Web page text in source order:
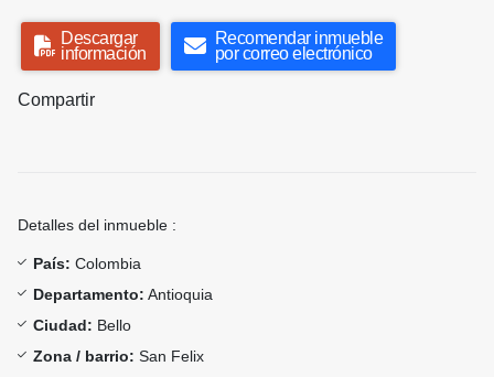
Descargar
información
Recomendar inmueble
por correo electrónico
Compartir
Detalles del inmueble :
País: Colombia
Departamento: Antioquia
Ciudad: Bello
Zona / barrio: San Felix